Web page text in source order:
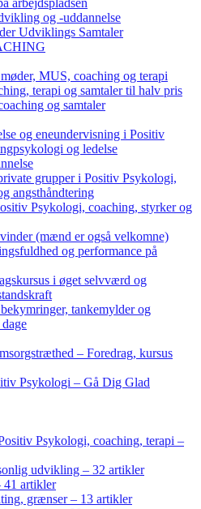
arbejdspladsen
og -uddannelse
Udviklings Samtaler
MUS, coaching og terapi
terapi og samtaler til halv pris
og samtaler
og eneundervisning i Positiv
og ledelse
grupper i Positiv Psykologi,
angsthåndtering
Psykologi, coaching, styrker og
(mænd er også velkomne)
og performance på
i øget selvværd og
tankemylder og
– Foredrag, kursus
Psykologi – Gå Dig Glad
Psykologi, coaching, terapi –
udvikling – 32 artikler
41 artikler
grænser – 13 artikler